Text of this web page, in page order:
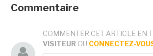
Commentaire
COMMENTER CET ARTICLE EN
VISITEUR OU CONNECTEZ-